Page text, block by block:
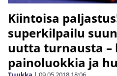
Kiintoisa
superkilpailu
uutta turnausta –
painoluokkia ja